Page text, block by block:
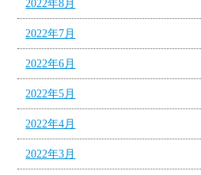
2022年8月
2022年7月
2022年6月
2022年5月
2022年4月
2022年3月